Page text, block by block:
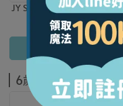
JY Sight Word Readers 常
見字讀本
NT$7,250
加入購物車
6歲以上